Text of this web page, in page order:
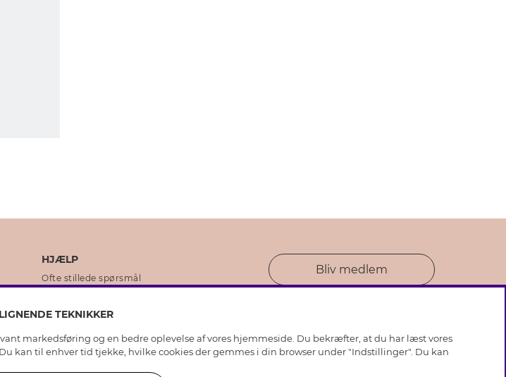
HJÆLP
Ofte stillede spørsmål
Plejeråd ægte sølv
Plejeråd skindhandsker
Bliv medlem
TEKNIKKER
markedsføring og en bedre oplevelse af vores hjemmeside. Du bekræfter, at du har læst vores
kan til enhver tid tjekke, hvilke cookies der gemmes i din browser under "Indstillinger". Du kan